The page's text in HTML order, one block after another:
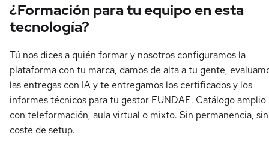
¿Formación para tu equipo en esta
tecnología?
Tú nos dices a quién formar y nosotros configuramos la
plataforma con tu marca, damos de alta a tu gente,
las entregas con IA y te entregamos los certificados y los
informes técnicos para tu gestor FUNDAE. Catálogo amplio
con teleformación, aula virtual o mixto. Sin permanencia, sin
coste de setup.